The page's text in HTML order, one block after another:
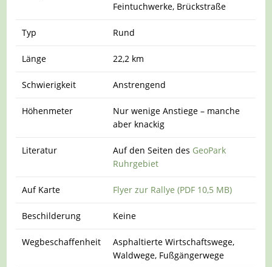
Feintuchwerke, Brückstraße
Typ Rund
Länge 22,2 km
Schwierigkeit Anstrengend
Höhenmeter
Nur wenige Anstiege – manche
aber knackig
Literatur Auf den Seiten des GeoPark
Ruhrgebiet
Auf Karte Flyer zur Rallye (PDF 10,5 MB)
Beschilderung Keine
Wegbeschaffenheit
Asphaltierte Wirtschaftswege,
Waldwege, Fußgängerwege